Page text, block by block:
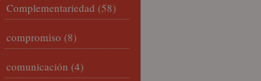
Complementariedad (58)
compromiso (8)
comunicación (4)